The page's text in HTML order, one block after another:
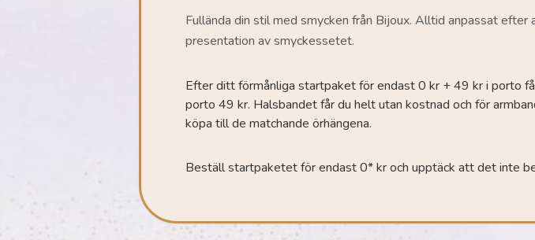
Fullända din stil med smycken från Bijoux. Alltid anpassat
presentation av smyckessetet.
Efter ditt förmånliga startpaket för endast 0 kr + 49 kr i porto
porto 49 kr. Halsbandet får du helt utan kostnad och för
köpa till de matchande örhängena.
Beställ startpaketet för endast 0* kr och upptäck att det inte